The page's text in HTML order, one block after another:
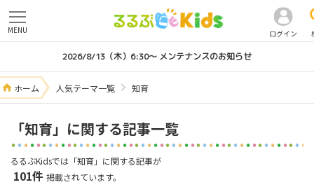
ログイン
MENU
2026/8/13（木）6:30～ メンテナンスのお知らせ
ホーム 人気テーマ一覧 知育
「知育」に関する記事一覧
るるぶKidsでは「知育」に関する記事が
101件 掲載されています。